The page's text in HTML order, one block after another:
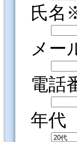
氏名
メー
電話
年代